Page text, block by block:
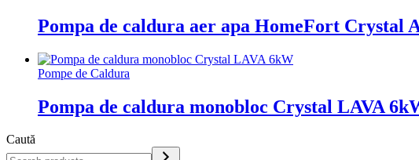
Pompa de caldura aer apa HomeFort Crystal
Pompe de Caldura
Pompa de caldura monobloc Crystal LAVA
Caută